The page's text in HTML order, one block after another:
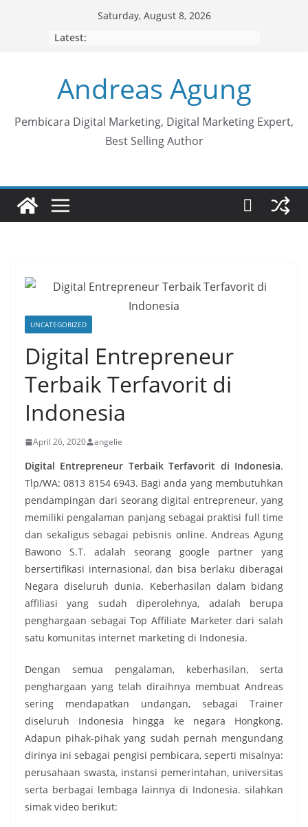
Saturday, August 8, 2026
Latest:
Andreas Agung
Pembicara Digital Marketing, Digital Marketing Expert,
Best Selling Author
UNCATEGORIZED
Digital Entrepreneur
Terbaik Terfavorit di
Indonesia
April 26, 2020 angelie
Digital Entrepreneur Terbaik Terfavorit di Indonesia.
Tlp/WA: 0813 8154 6943. Bagi anda yang membutuhkan
pendampingan dari seorang digital entrepreneur, yang
memiliki pengalaman panjang sebagai praktisi full time
dan sekaligus sebagai pebisnis online. Andreas Agung
Bawono S.T. adalah seorang google partner yang
bersertifikasi internasional, dan bisa berlaku diberagai
Negara diseluruh dunia. Keberhasilan dalam bidang
affiliasi yang sudah diperolehnya, adalah berupa
penghargaan sebagai Top Affiliate Marketer dari salah
satu komunitas internet marketing di Indonesia.
Dengan semua pengalaman, keberhasilan, serta
penghargaan yang telah diraihnya membuat Andreas
sering mendapatkan undangan, sebagai Trainer
diseluruh Indonesia hingga ke negara Hongkong.
Adapun pihak-pihak yang sudah pernah mengundang
dirinya ini sebagai pengisi pembicara, seperti misalnya:
perusahaan swasta, instansi pemerintahan, universitas
serta berbagai lembaga lainnya di Indonesia. silahkan
simak video berikut: